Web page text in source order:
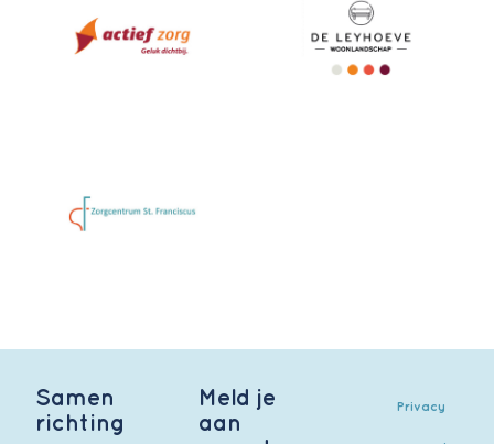
Samen
richting
Meld je
aan
Privacy